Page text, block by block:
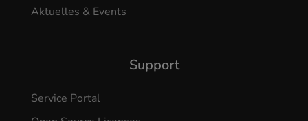
Aktuelles & Events
Support
Service Portal